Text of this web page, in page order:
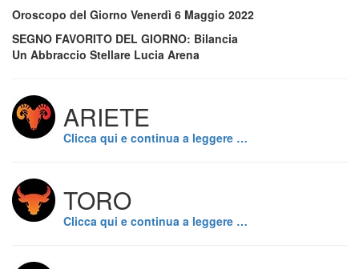
Oroscopo del Giorno Venerdì 6 Maggio 2022
SEGNO FAVORITO DEL GIORNO: Bilancia
Un Abbraccio Stellare Lucia Arena
ARIETE
Clicca qui e continua a leggere …
TORO
Clicca qui e continua a leggere …